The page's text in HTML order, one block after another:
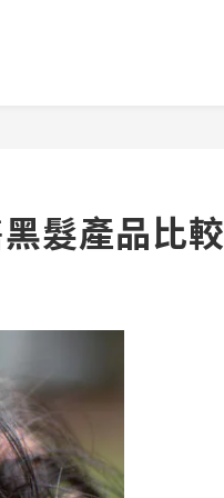
髮產品比較